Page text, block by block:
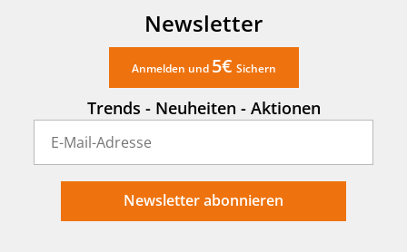
Newsletter
Anmelden und 5€ Sichern
Trends - Neuheiten - Aktionen
Newsletter abonnieren